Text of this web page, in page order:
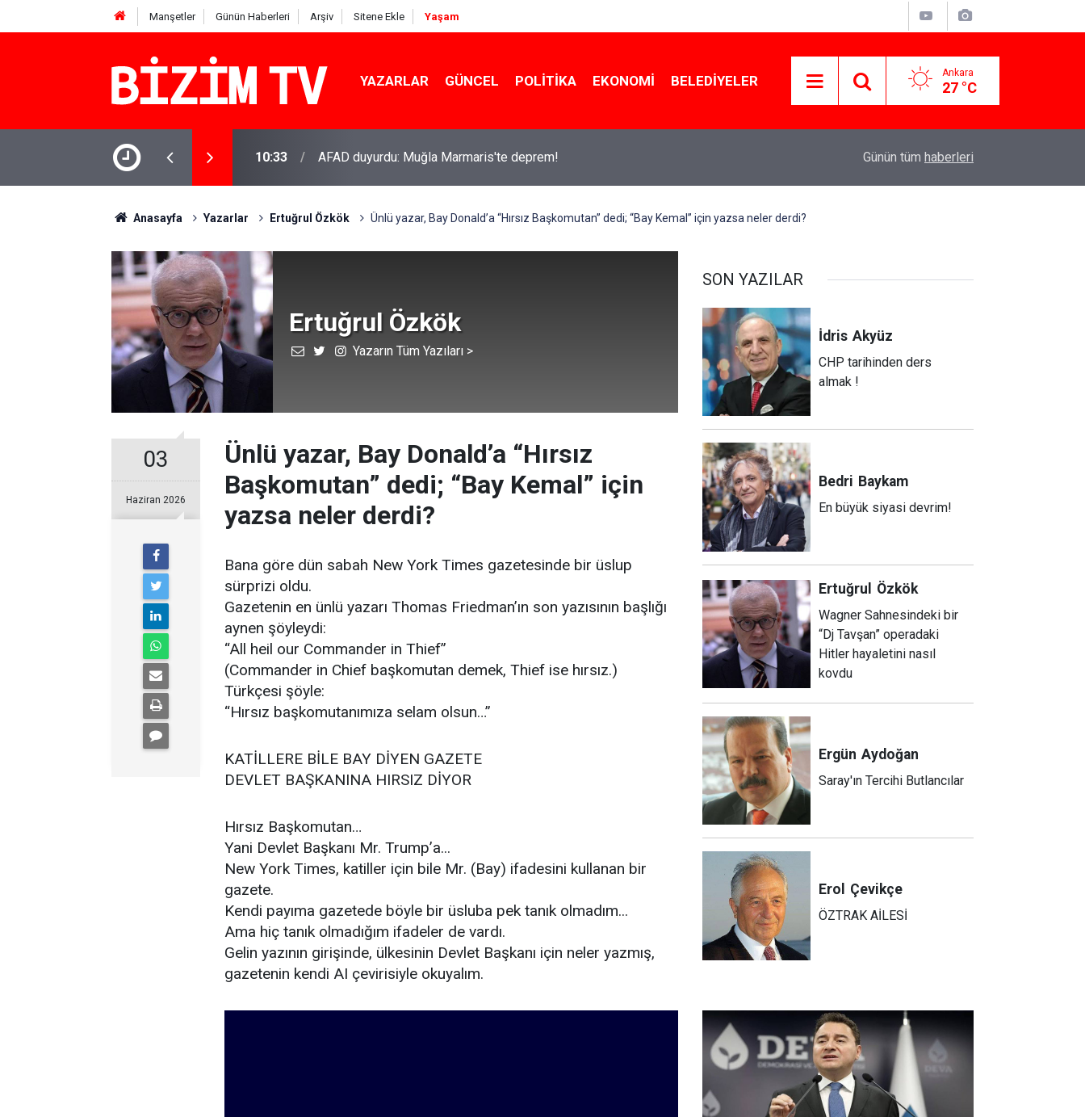
Manşetler Günün Haberleri Arşiv Sitene Ekle Yaşam
YAZARLAR GÜNCEL POLITIKA EKONOMI BELEDIYELER Ankara
27 °C
10:31 Ankara’da uyuşturucu ve fuhuş operasyonu: Gözaltılar var Günün tüm haberleri
Anasayfa Yazarlar Ertuğrul Özkök Ünlü yazar, Bay Donald’a “Hırsız Başkomutan” dedi; “Bay Kemal” için yazsa neler derdi?
Ertuğrul Özkök
Yazarın Tüm Yazıları >
03
Haziran 2026
Ünlü yazar, Bay Donald’a “Hırsız
Başkomutan” dedi; “Bay Kemal” için
yazsa neler derdi?
Bana göre dün sabah New York Times gazetesinde bir üslup
sürprizi oldu.
Gazetenin en ünlü yazarı Thomas Friedman’ın son yazısının başlığı
aynen şöyleydi:
“All heil our Commander in Thief”
(Commander in Chief başkomutan demek, Thief ise hırsız.)
Türkçesi şöyle:
“Hırsız başkomutanımıza selam olsun…”
KATİLLERE BİLE BAY DİYEN GAZETE
DEVLET BAŞKANINA HIRSIZ DİYOR
Hırsız Başkomutan…
Yani Devlet Başkanı Mr. Trump’a...
New York Times, katiller için bile Mr. (Bay) ifadesini kullanan bir
gazete.
Kendi payıma gazetede böyle bir üsluba pek tanık olmadım...
Ama hiç tanık olmadığım ifadeler de vardı.
Gelin yazının girişinde, ülkesinin Devlet Başkanı için neler yazmış,
gazetenin kendi AI çevirisiyle okuyalım.
SON YAZILAR
İdris Akyüz
CHP tarihinden ders
almak !
Bedri Baykam
En büyük siyasi devrim!
Ertuğrul Özkök
Wagner Sahnesindeki bir
“Dj Tavşan” operadaki
Hitler hayaletini nasıl
kovdu
Ergün Aydoğan
Saray'ın Tercihi Butlancılar
Erol Çevikçe
ÖZTRAK AİLESİ